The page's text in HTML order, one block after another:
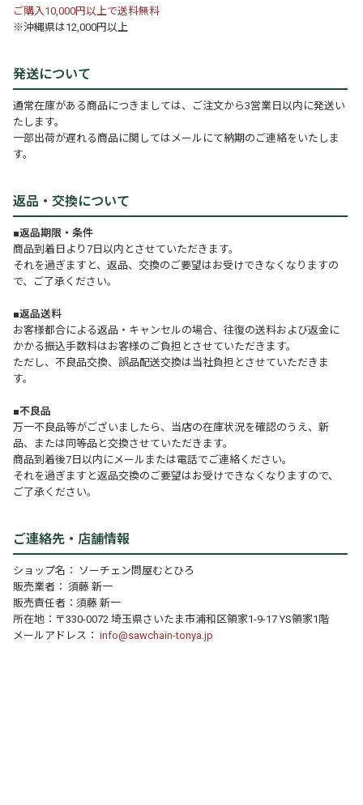
ご購入10,000円以上で送料無料
※沖縄県は12,000円以上
発送について
通常在庫がある商品につきましては、ご注文から3営業日以内に発送い
たします。
一部出荷が遅れる商品に関してはメールにて納期のご連絡をいたしま
す。
返品・交換について
■返品期限・条件
商品到着日より7日以内とさせていただきます。
それを過ぎますと、返品、交換のご要望はお受けできなくなりますの
で、ご了承ください。
■返品送料
お客様都合による返品・キャンセルの場合、往復の送料および返金に
かかる振込手数料はお客様のご負担とさせていただきます。
ただし、不良品交換、誤品配送交換は当社負担とさせていただきま
す。
■不良品
万一不良品等がございましたら、当店の在庫状況を確認のうえ、新
品、または同等品と交換させていただきます。
商品到着後7日以内にメールまたは電話でご連絡ください。
それを過ぎますと返品交換のご要望はお受けできなくなりますので、
ご了承ください。
ご連絡先・店舗情報
ショップ名： ソーチェン問屋むとひろ
販売業者： 須藤 新一
販売責任者：須藤 新一
所在地：〒330-0072 埼玉県さいたま市浦和区領家1-9-17 YS領家1階
メールアドレス：info@sawchain-tonya.jp